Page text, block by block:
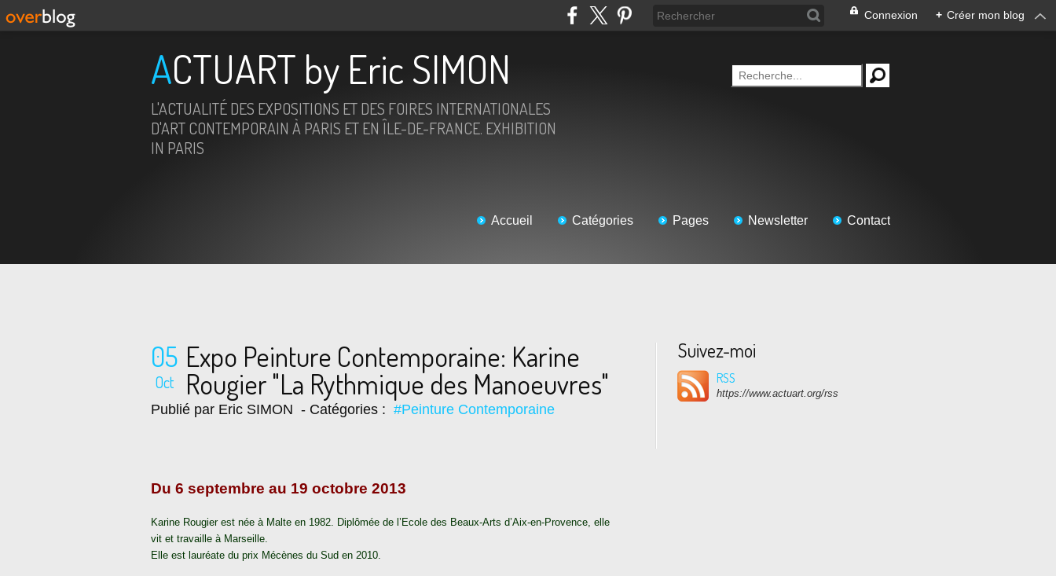
Connexion + Créer mon blog
ACTUART by Eric SIMON
L'ACTUALITÉ DES EXPOSITIONS ET DES FOIRES INTERNATIONALES
D'ART CONTEMPORAIN À PARIS ET EN ÎLE-DE-FRANCE. EXHIBITION
IN PARIS
Accueil Catégories Pages Newsletter Contact
05
Oct
Expo Peinture Contemporaine: Karine
Rougier "La Rythmique des Manoeuvres"
Publié par Eric SIMON - Catégories : #Peinture Contemporaine
Du 6 septembre au 19 octobre 2013
Karine Rougier est née à Malte en 1982. Diplômée de l’Ecole des Beaux-Arts d’Aix-en-Provence, elle
vit et travaille à Marseille.
Elle est lauréate du prix Mécènes du Sud en 2010.
Suivez-moi
RSS
https://www.actuart.org/rss